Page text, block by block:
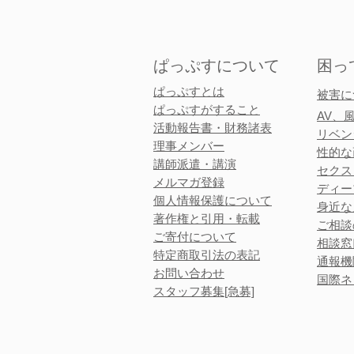
売春防止法の見直しに向け
て―ぱっぷすが法務省検討
会で伝えたこと
ぱっぷすについて
ぱっぷすとは
ぱっぷすがすること
​活動報告書・財務諸表
理事メンバー
講師派遣・講演
メルマガ登録
個人情報保護について
著作権と引用・転載
ご寄付について
特定商取引法の表記
お問い合わせ
スタッフ募集[急募]
困っ
被害
AV、
リベ
性的
セク
ディ
身近
ご相
相談
通報
国際